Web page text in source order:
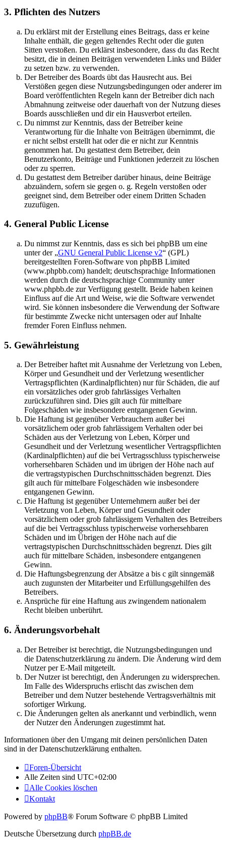
3. Pflichten des Nutzers
Du erklärst mit der Erstellung eines Beitrags, dass er keine
Inhalte enthält, die gegen geltendes Recht oder die guten
Sitten verstoßen. Du erklärst insbesondere, dass du das Recht
besitzt, die in deinen Beiträgen verwendeten Links und Bilder
zu setzen bzw. zu verwenden.
Der Betreiber des Boards übt das Hausrecht aus. Bei
Verstößen gegen diese Nutzungsbedingungen oder anderer im
Board veröffentlichten Regeln kann der Betreiber dich nach
Abmahnung zeitweise oder dauerhaft von der Nutzung dieses
Boards ausschließen und dir ein Hausverbot erteilen.
Du nimmst zur Kenntnis, dass der Betreiber keine
Verantwortung für die Inhalte von Beiträgen übernimmt, die
er nicht selbst erstellt hat oder die er nicht zur Kenntnis
genommen hat. Du gestattest dem Betreiber, dein
Benutzerkonto, Beiträge und Funktionen jederzeit zu löschen
oder zu sperren.
Du gestattest dem Betreiber darüber hinaus, deine Beiträge
abzuändern, sofern sie gegen o. g. Regeln verstoßen oder
geeignet sind, dem Betreiber oder einem Dritten Schaden
zuzufügen.
4. General Public License
Du nimmst zur Kenntnis, dass es sich bei phpBB um eine
unter der „GNU General Public License v2“ (GPL)
bereitgestellten Foren-Software von phpBB Limited
(www.phpbb.com) handelt; deutschsprachige Informationen
werden durch die deutschsprachige Community unter
www.phpbb.de zur Verfügung gestellt. Beide haben keinen
Einfluss auf die Art und Weise, wie die Software verwendet
wird. Sie können insbesondere die Verwendung der Software
für bestimmte Zwecke nicht untersagen oder auf Inhalte
fremder Foren Einfluss nehmen.
5. Gewährleistung
Der Betreiber haftet mit Ausnahme der Verletzung von Leben,
Körper und Gesundheit und der Verletzung wesentlicher
Vertragspflichten (Kardinalpflichten) nur für Schäden, die auf
ein vorsätzliches oder grob fahrlässiges Verhalten
zurückzuführen sind. Dies gilt auch für mittelbare
Folgeschäden wie insbesondere entgangenen Gewinn.
Die Haftung ist gegenüber Verbrauchern außer bei
vorsätzlichem oder grob fahrlässigem Verhalten oder bei
Schäden aus der Verletzung von Leben, Körper und
Gesundheit und der Verletzung wesentlicher Vertragspflichten
(Kardinalpflichten) auf die bei Vertragsschluss typischerweise
vorhersehbaren Schäden und im übrigen der Höhe nach auf
die vertragstypischen Durchschnittsschäden begrenzt. Dies
gilt auch für mittelbare Folgeschäden wie insbesondere
entgangenen Gewinn.
Die Haftung ist gegenüber Unternehmern außer bei der
Verletzung von Leben, Körper und Gesundheit oder
vorsätzlichem oder grob fahrlässigem Verhalten des Betreibers
auf die bei Vertragsschluss typischerweise vorhersehbaren
Schäden und im Übrigen der Höhe nach auf die
vertragstypischen Durchschnittsschäden begrenzt. Dies gilt
auch für mittelbare Schäden, insbesondere entgangenen
Gewinn.
Die Haftungsbegrenzung der Absätze a bis c gilt sinngemäß
auch zugunsten der Mitarbeiter und Erfüllungsgehilfen des
Betreibers.
Ansprüche für eine Haftung aus zwingendem nationalem
Recht bleiben unberührt.
6. Änderungsvorbehalt
Der Betreiber ist berechtigt, die Nutzungsbedingungen und
die Datenschutzerklärung zu ändern. Die Änderung wird dem
Nutzer per E-Mail mitgeteilt.
Der Nutzer ist berechtigt, den Änderungen zu widersprechen.
Im Falle des Widerspruchs erlischt das zwischen dem
Betreiber und dem Nutzer bestehende Vertragsverhältnis mit
sofortiger Wirkung.
Die Änderungen gelten als anerkannt und verbindlich, wenn
der Nutzer den Änderungen zugestimmt hat.
Informationen über den Umgang mit deinen persönlichen Daten
sind in der Datenschutzerklärung enthalten.
Foren-Übersicht
Alle Zeiten sind UTC+02:00
Alle Cookies löschen
Kontakt
Powered by phpBB® Forum Software © phpBB Limited
Deutsche Übersetzung durch phpBB.de